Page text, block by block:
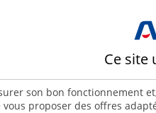
Ce site
son bon fonctionnement
proposer des offres